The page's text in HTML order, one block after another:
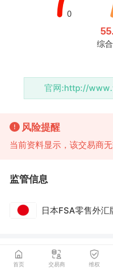
官网:http://
风险提醒
当前资料显示，该交易商
监管信息
日本FSA零售外汇
基础资料
首页 交易商 维权